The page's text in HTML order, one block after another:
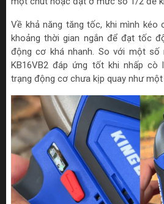
Về khả năng tăng tốc, khi mình
khoảng thời gian ngắn để đạt tốc
động cơ khá nhanh. So với một số
KB16VB2 đáp ứng tốt khi nhấp cò
trạng động cơ chưa kịp quay như một